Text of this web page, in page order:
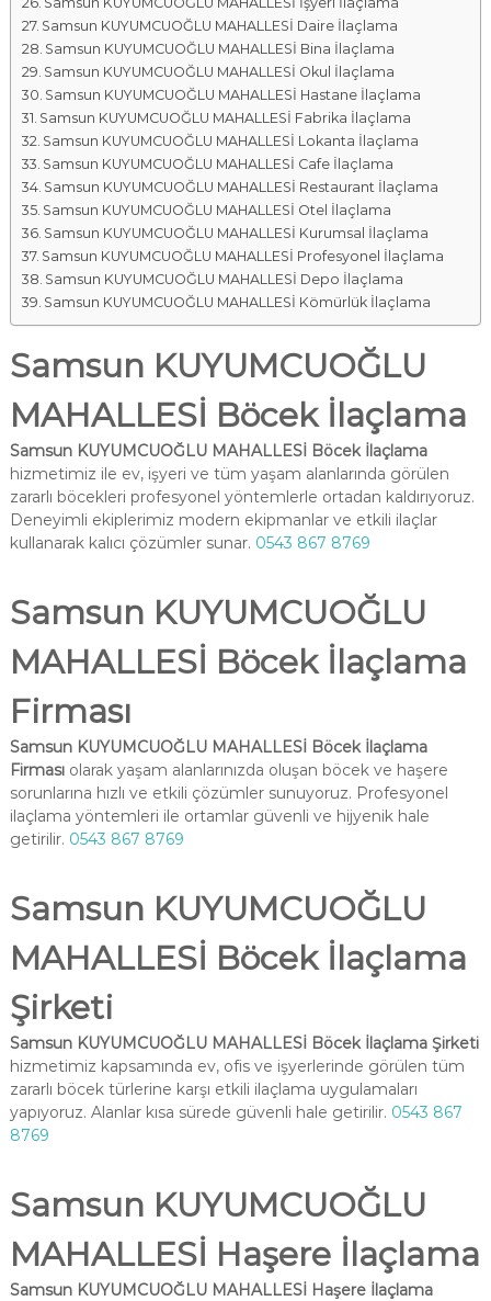
Samsun KUYUMCUOĞLU MAHALLESİ Daire İlaçlama
Samsun KUYUMCUOĞLU MAHALLESİ Bina İlaçlama
Samsun KUYUMCUOĞLU MAHALLESİ Okul İlaçlama
Samsun KUYUMCUOĞLU MAHALLESİ Hastane İlaçlama
Samsun KUYUMCUOĞLU MAHALLESİ Fabrika İlaçlama
Samsun KUYUMCUOĞLU MAHALLESİ Lokanta İlaçlama
Samsun KUYUMCUOĞLU MAHALLESİ Cafe İlaçlama
Samsun KUYUMCUOĞLU MAHALLESİ Restaurant İlaçlama
Samsun KUYUMCUOĞLU MAHALLESİ Otel İlaçlama
Samsun KUYUMCUOĞLU MAHALLESİ Kurumsal İlaçlama
Samsun KUYUMCUOĞLU MAHALLESİ Profesyonel İlaçlama
Samsun KUYUMCUOĞLU MAHALLESİ Depo İlaçlama
Samsun KUYUMCUOĞLU MAHALLESİ Kömürlük İlaçlama
Samsun KUYUMCUOĞLU
MAHALLESİ Böcek İlaçlama
Samsun KUYUMCUOĞLU MAHALLESİ Böcek İlaçlama
hizmetimiz ile ev, işyeri ve tüm yaşam alanlarında görülen
zararlı böcekleri profesyonel yöntemlerle ortadan kaldırıyoruz.
Deneyimli ekiplerimiz modern ekipmanlar ve etkili ilaçlar
kullanarak kalıcı çözümler sunar. 0543 867 8769
Samsun KUYUMCUOĞLU
MAHALLESİ Böcek İlaçlama
Firması
Samsun KUYUMCUOĞLU MAHALLESİ Böcek İlaçlama
Firmasıolarak yaşam alanlarınızda oluşan böcek ve haşere
sorunlarına hızlı ve etkili çözümler sunuyoruz. Profesyonel
ilaçlama yöntemleri ile ortamlar güvenli ve hijyenik hale
getirilir. 0543 867 8769
Samsun KUYUMCUOĞLU
MAHALLESİ Böcek İlaçlama
Şirketi
Samsun KUYUMCUOĞLU MAHALLESİ Böcek İlaçlama Şirketi
hizmetimiz kapsamında ev, ofis ve işyerlerinde görülen tüm
zararlı böcek türlerine karşı etkili ilaçlama uygulamaları
yapıyoruz. Alanlar kısa sürede güvenli hale getirilir. 0543 867
8769
Samsun KUYUMCUOĞLU
MAHALLESİ Haşere İlaçlama
Samsun KUYUMCUOĞLU MAHALLESİ Haşere İlaçlama